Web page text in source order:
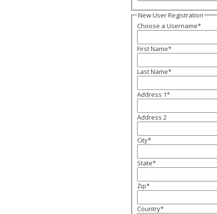
New User Registration
Choose a Username*
First Name*
Last Name*
Address 1*
Address 2
City*
State*
Zip*
Country*